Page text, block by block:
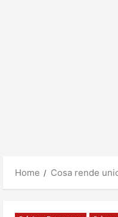
Home Cosa rende